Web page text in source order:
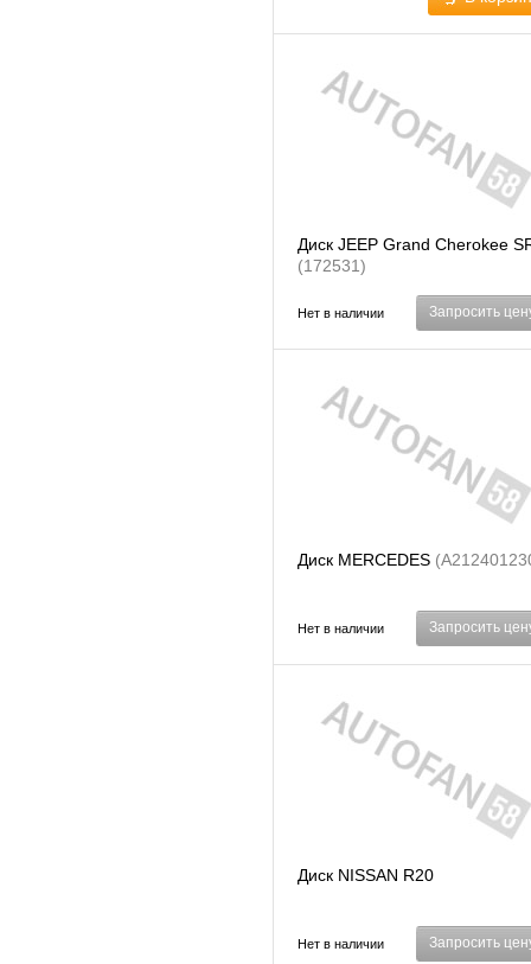
Диск JEEP Grand Cherokee
(172531)
Нет в наличии Запросить
Диск MERCEDES
Нет в наличии Запросить
Диск NISSAN R20
Нет в наличии Запросить